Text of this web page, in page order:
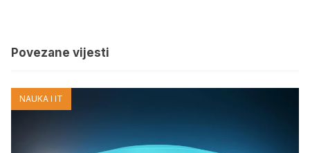
Povezane vijesti
NAUKA I IT